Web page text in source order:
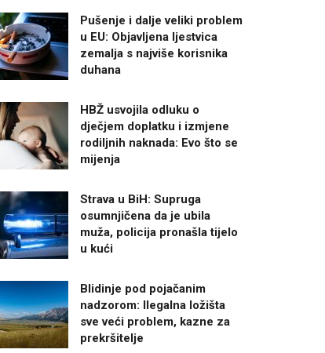
Pušenje i dalje veliki problem
u EU: Objavljena ljestvica
zemalja s najviše korisnika
duhana
HBŽ usvojila odluku o
dječjem doplatku i izmjene
rodiljnih naknada: Evo što se
mijenja
Strava u BiH: Supruga
osumnjičena da je ubila
muža, policija pronašla tijelo
u kući
Blidinje pod pojačanim
nadzorom: Ilegalna ložišta
sve veći problem, kazne za
prekršitelje